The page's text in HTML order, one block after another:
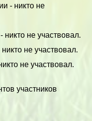
- никто не
никто не участвовал.
не участвовал.
не участвовал.
участников